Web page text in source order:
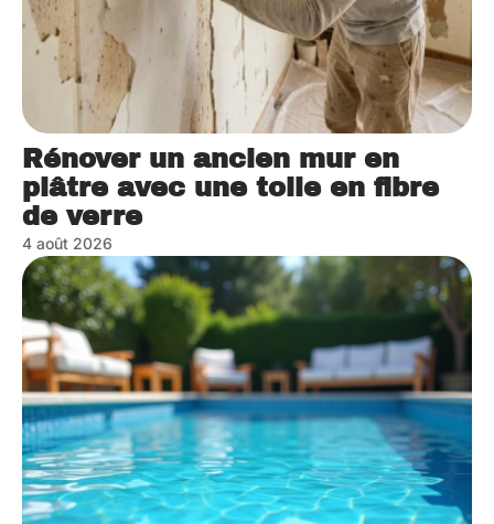
Rénover un ancien mur en
plâtre avec une toile en fibre
de verre
4 août 2026